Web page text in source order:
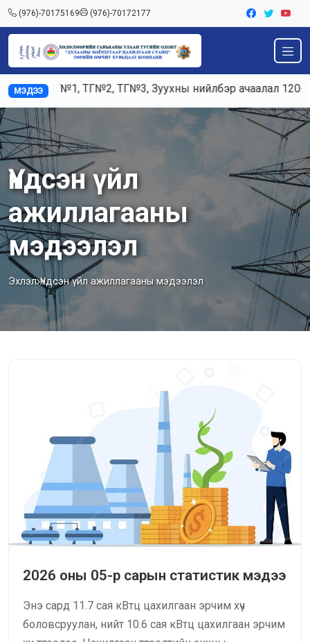
(976)-70175169 (976)-70172177
МЭДЭЭТГ№2, ТГ№3, Зуухны нийлбэр ачаалал 120-125тн/ц,
Үндсэн үйл
ажиллагааны
мэдээлэл
Эхлэл Үндсэн үйл ажиллагааны мэдээлэл
2026 оны 05-р сарын статистик мэдээ
Энэ сард 11.7 сая кВтц цахилгаан эрчим хүч
боловсруулан, нийт 10.6 сая кВтц цахилгаан эрчим